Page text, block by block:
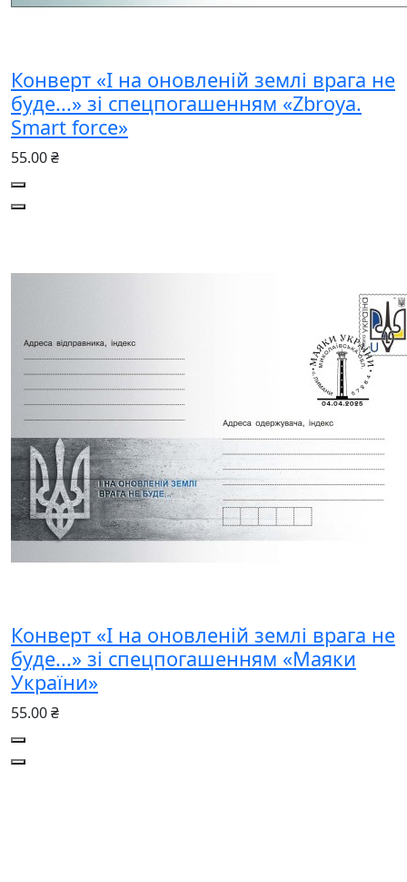
Конверт «І на оновленій землі врага не
буде...» зі спецпогашенням «Zbroya.
Smart force»
55.00 ₴
Конверт «І на оновленій землі врага не
буде...» зі спецпогашенням «Маяки
України»
55.00 ₴